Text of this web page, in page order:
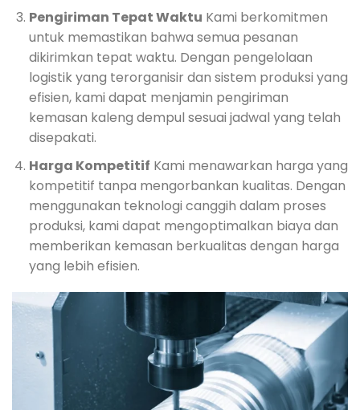
Pengiriman Tepat Waktu Kami berkomitmen
untuk memastikan bahwa semua pesanan
dikirimkan tepat waktu. Dengan pengelolaan
logistik yang terorganisir dan sistem produksi yang
efisien, kami dapat menjamin pengiriman
kemasan kaleng dempul sesuai jadwal yang telah
disepakati.
Harga Kompetitif Kami menawarkan harga yang
kompetitif tanpa mengorbankan kualitas. Dengan
menggunakan teknologi canggih dalam proses
produksi, kami dapat mengoptimalkan biaya dan
memberikan kemasan berkualitas dengan harga
yang lebih efisien.